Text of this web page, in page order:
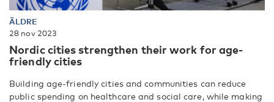
ÄLDRE
28 nov 2023
Nordic cities strengthen their work for age-
friendly cities
Building age-friendly cities and communities can reduce
public spending on healthcare and social care, while making